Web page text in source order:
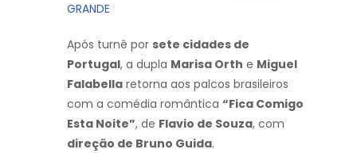
GRANDE
Após turnê por sete cidades de
Portugal, a dupla Marisa Orth e Miguel
Falabella retorna aos palcos brasileiros
com a comédia romântica “Fica Comigo
Esta Noite”, de Flavio de Souza, com
direção de Bruno Guida.